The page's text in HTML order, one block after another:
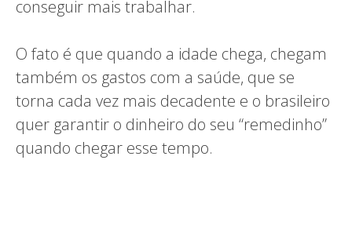
conseguir mais trabalhar.
O fato é que quando a idade chega, chegam
também os gastos com a saúde, que se
torna cada vez mais decadente e o brasileiro
quer garantir o dinheiro do seu “remedinho”
quando chegar esse tempo.